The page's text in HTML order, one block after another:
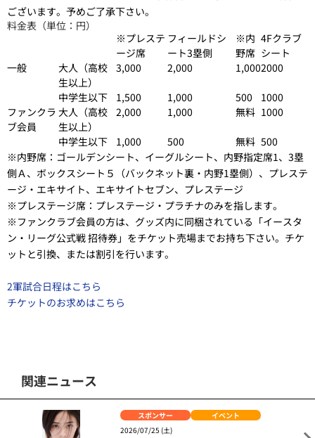
ございます。予めご了承下さい。
料金表（単位：円）
※プレステ
ージ席
フィールドシ
ート3塁側
※内
野席
4Fクラブ
シート
一般
大人（高校
生以上）
3,000 2,000 1,0002000
中学生以下 1,500 1,000 500
1000
ファンクラ
ブ会員
大人（高校
生以上）
2,000 1,000 無料 1000
中学生以下 1,000 500 無料 500
※内野席：ゴールデンシート、イーグルシート、内野指定席1、3塁
側Ａ、ボックスシート５（バックネット裏・内野1塁側）、プレステ
ージ・エキサイト、エキサイトセブン、プレステージ
※プレステージ席：プレステージ・プラチナのみを指します。
※ファンクラブ会員の方は、グッズ内に同梱されている「イースタ
ン・リーグ公式戦 招待券」をチケット売場までお持ち下さい。チケ
ットと引換、または割引を行います。
2軍試合日程はこちら
チケットのお求めはこちら
関連ニュース
スポンサー
イベント
2026/07/25 (土)